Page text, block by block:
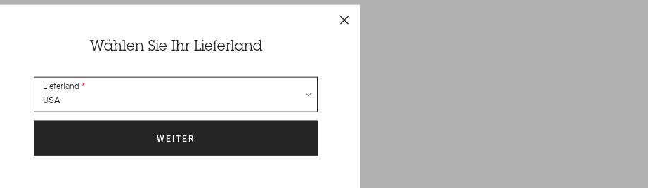
Wählen Sie Ihr Lieferland
Lieferland